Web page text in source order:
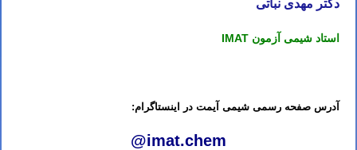
دکتر مهدی نباتی
استاد شیمی آزمون IMAT
آدرس صفحه رسمی شیمی آیمت در اینستاگرام:
@imat.chem